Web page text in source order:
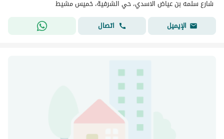
شارع سلمه بن عياض الاسدي، حي الشرفية، خميس مشيط
الإيميل
اتصال